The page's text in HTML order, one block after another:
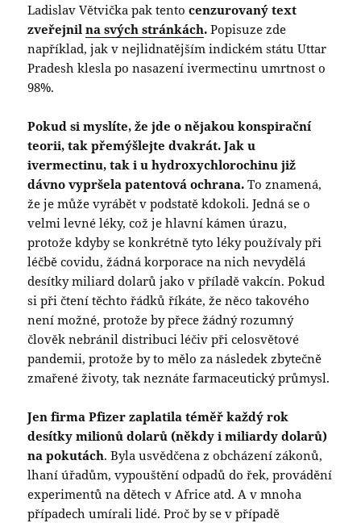
Ladislav Větvička pak tentocenzurovaný text
zveřejnilna svých stránkách.Popisuze zde
například, jak v nejlidnatějším indickém státu Uttar
Pradesh klesla po nasazení ivermectinu umrtnost o
98%.
Pokud si myslíte, že jde o nějakou konspirační
teorii, tak přemýšlejte dvakrát. Jak u
ivermectinu, tak i u hydroxychlorochinu již
dávno vypršela patentová ochrana. To znamená,
že je může vyrábět v podstatě kdokoli. Jedná se o
velmi levné léky, což je hlavní kámen úrazu,
protože kdyby se konkrétně tyto léky používaly při
léčbě covidu, žádná korporace na nich nevydělá
desítky miliard dolarů jako v příladě vakcín. Pokud
si při čtení těchto řádků říkáte, že něco takového
není možné, protože by přece žádný rozumný
člověk nebránil distribuci léčiv při celosvětové
pandemii, protože by to mělo za následek zbytečně
zmařené životy, tak neznáte farmaceutický průmysl.
Jen firma Pfizer zaplatila téměř každý rok
desítky milionů dolarů (někdy i miliardy dolarů)
na pokutách. Byla usvědčena z obcházení zákonů,
lhaní úřadům, vypouštění odpadů do řek, provádění
experimentů na dětech v Africe atd. A v mnoha
případech umírali lidé. Proč by se v případě